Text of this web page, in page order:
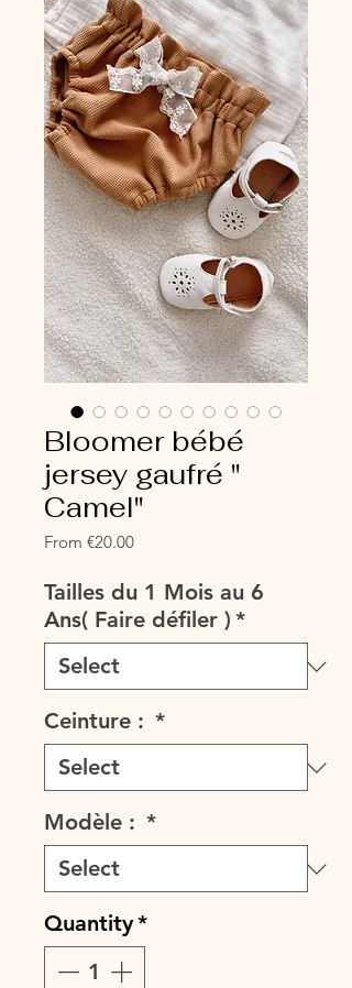
Bloomer bébé
jersey gaufré "
Camel"
From €20.00Sale
Tailles du 1 Mois au 6
Ans( Faire défiler ) *
Ceinture : *
Modèle : *
Quantity*